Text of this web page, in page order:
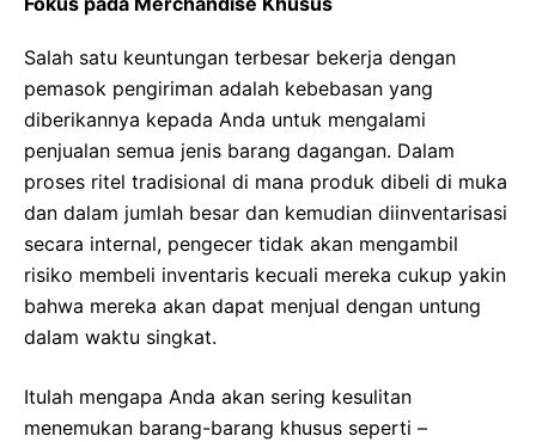
Salah satu keuntungan terbesar bekerja dengan
pemasok pengiriman adalah kebebasan yang
diberikannya kepada Anda untuk mengalami
penjualan semua jenis barang dagangan. Dalam
proses ritel tradisional di mana produk dibeli di muka
dan dalam jumlah besar dan kemudian diinventarisasi
secara internal, pengecer tidak akan mengambil
risiko membeli inventaris kecuali mereka cukup yakin
bahwa mereka akan dapat menjual dengan untung
dalam waktu singkat.
Itulah mengapa Anda akan sering kesulitan
menemukan barang-barang khusus seperti –